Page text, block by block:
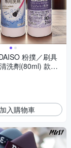
粉撲／刷具
洗劑(80ml) 款式
日】 DS022420
入購物車